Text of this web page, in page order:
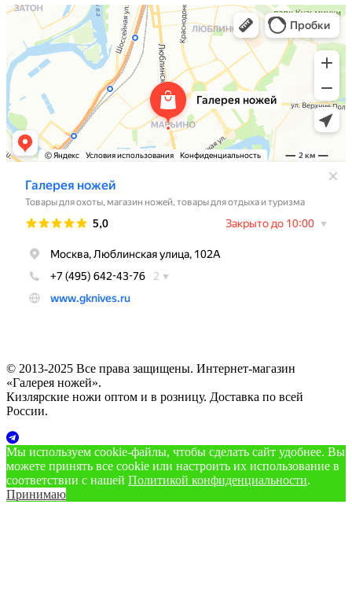
© 2013-2025 Все права защищены. Интернет-магазин
«Галерея ножей».
Кизлярские ножи оптом и в розницу. Доставка по всей
России.
Мы используем cookie‑файлы, чтобы сделать сайт удобнее. Вы
можете принять все cookie или настроить их использование в
соответствии с нашей Политикой конфиденциальности.
Принимаю